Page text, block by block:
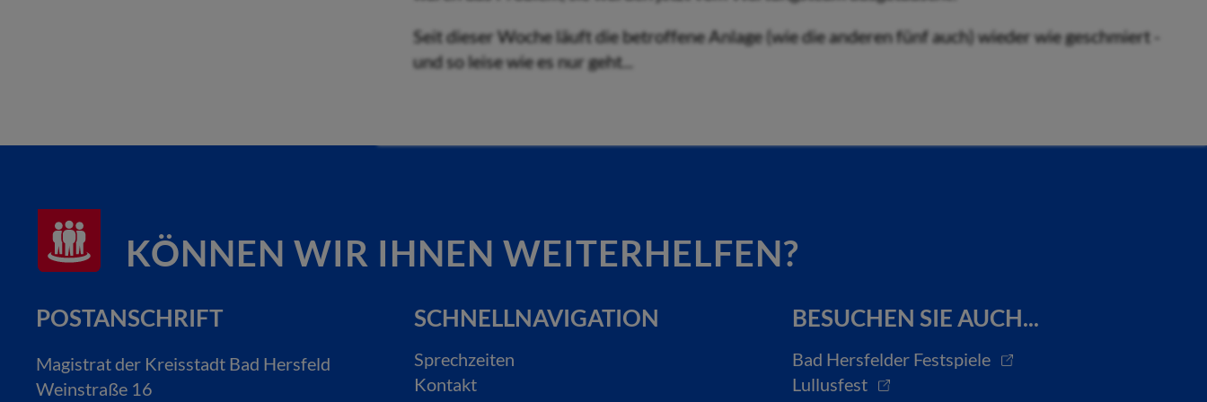
Seit dieser Woche läuft die betroffene Anlage (wie die anderen fünf auch) wieder wie geschmiert -
und so leise wie es nur geht...
KÖNNEN WIR IHNEN WEITERHELFEN?
POSTANSCHRIFT
Magistrat der Kreisstadt Bad Hersfeld
Weinstraße 16
SCHNELLNAVIGATION
Sprechzeiten
Kontakt
BESUCHEN SIE AUCH...
Bad Hersfelder Festspiele
Lullusfest